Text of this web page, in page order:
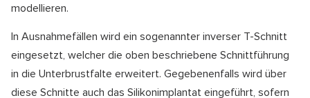
modellieren.
In Ausnahmefällen wird ein sogenannter inverser T-Schnitt
eingesetzt, welcher die oben beschriebene Schnittführung
in die Unterbrustfalte erweitert. Gegebenenfalls wird über
diese Schnitte auch das Silikonimplantat eingeführt, sofern